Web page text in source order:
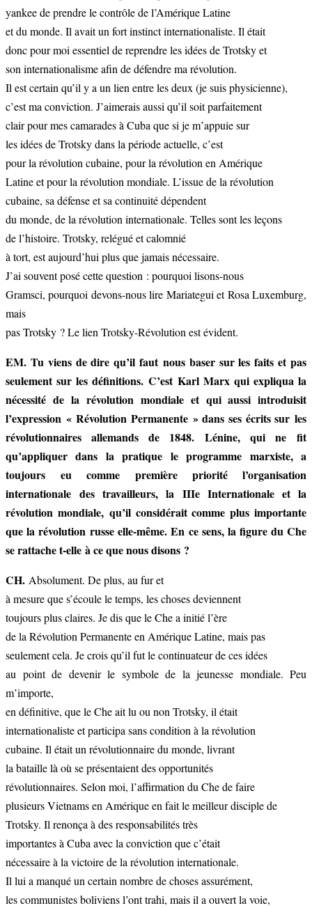
yankee de prendre le contrôle de l’Amérique Latine
et du monde. Il avait un fort instinct internationaliste. Il était
donc pour moi essentiel de reprendre les idées de Trotsky et
son internationalisme afin de défendre ma révolution.
Il est certain qu’il y a un lien entre les deux (je suis physicienne),
c’est ma conviction. J’aimerais aussi qu’il soit parfaitement
clair pour mes camarades à Cuba que si je m’appuie sur
les idées de Trotsky dans la période actuelle, c’est
pour la révolution cubaine, pour la révolution en Amérique
Latine et pour la révolution mondiale. L’issue de la révolution
cubaine, sa défense et sa continuité dépendent
du monde, de la révolution internationale. Telles sont les leçons
de l’histoire. Trotsky, relégué et calomnié
à tort, est aujourd’hui plus que jamais nécessaire.
J’ai souvent posé cette question : pourquoi lisons-nous
Gramsci, pourquoi devons-nous lire Mariategui et Rosa Luxemburg,
mais
pas Trotsky ? Le lien Trotsky-Révolution est évident.
EM. Tu viens de dire qu’il faut nous baser sur les faits et pas
seulement sur les définitions. C’est Karl Marx qui expliqua la
nécessité de la révolution mondiale et qui aussi introduisit
l’expression « Révolution Permanente » dans ses écrits sur les
révolutionnaires allemands de 1848. Lénine, qui ne fit
qu’appliquer dans la pratique le programme marxiste, a
toujours eu comme première priorité l’organisation
internationale des travailleurs, la IIIe Internationale et la
révolution mondiale, qu’il considérait comme plus importante
que la révolution russe elle-même. En ce sens, la figure du Che
se rattache t-elle à ce que nous disons ?
CH. Absolument. De plus, au fur et
à mesure que s’écoule le temps, les choses deviennent
toujours plus claires. Je dis que le Che a initié l’ère
de la Révolution Permanente en Amérique Latine, mais pas
seulement cela. Je crois qu’il fut le continuateur de ces idées
au point de devenir le symbole de la jeunesse mondiale. Peu
m’importe,
en définitive, que le Che ait lu ou non Trotsky, il était
internationaliste et participa sans condition à la révolution
cubaine. Il était un révolutionnaire du monde, livrant
la bataille là où se présentaient des opportunités
révolutionnaires. Selon moi, l’affirmation du Che de faire
plusieurs Vietnams en Amérique en fait le meilleur disciple de
Trotsky. Il renonça à des responsabilités très
importantes à Cuba avec la conviction que c’était
nécessaire à la victoire de la révolution internationale.
Il lui a manqué un certain nombre de choses assurément,
les communistes boliviens l’ont trahi, mais il a ouvert la voie,